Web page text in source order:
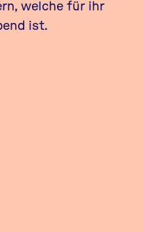
welche für ihr
ist.